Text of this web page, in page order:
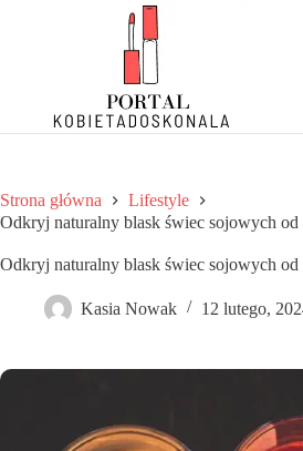
Strona główna
Lifestyle
Odkryj naturalny blask świec sojowych od
Odkryj naturalny blask świec sojowych od
Kasia Nowak 12 lutego,